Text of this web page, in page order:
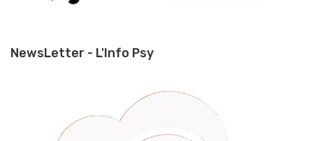
NewsLetter - L'Info Psy